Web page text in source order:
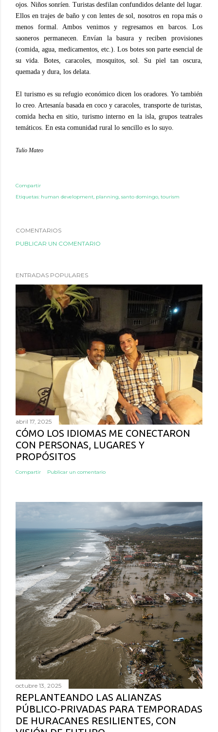
ojos. Niños sonríen. Turistas desfilan confundidos delante del lugar.
Ellos en trajes de baño y con lentes de sol, nosotros en ropa más o
menos formal. Ambos venimos y regresamos en barcos. Los
saoneros permanecen. Envían la basura y reciben provisiones
(comida, agua, medicamentos, etc.). Los botes son parte esencial de
su vida. Botes, caracoles, mosquitos, sol. Su piel tan oscura,
quemada y dura, los delata.
El turismo es su refugio económico dicen los oradores. Yo también
lo creo. Artesanía basada en coco y caracoles, transporte de turistas,
comida hecha en sitio, turismo interno en la isla, grupos teatrales
temáticos. En esta comunidad rural lo sencillo es lo suyo.
Tulio Mateo
Compartir
Etiquetas: human development planning santo domingo tourism
COMENTARIOS
PUBLICAR UN COMENTARIO
ENTRADAS POPULARES
abril 17, 2025
CÓMO LOS IDIOMAS ME CONECTARON
CON PERSONAS, LUGARES Y
PROPÓSITOS
Compartir Publicar un comentario
octubre 13, 2025
REPLANTEANDO LAS ALIANZAS
PÚBLICO-PRIVADAS PARA TEMPORADAS
DE HURACANES RESILIENTES, CON